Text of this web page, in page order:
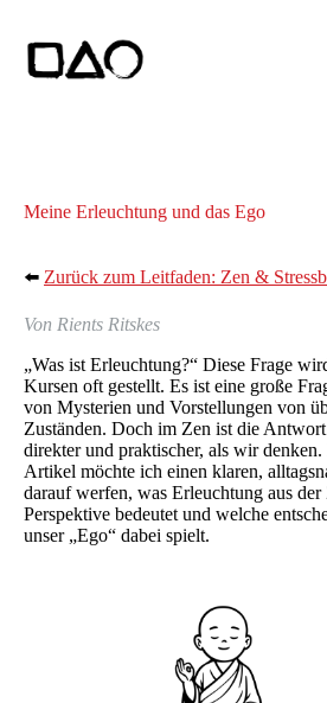
springen
Meine Erleuchtung und das Ego
⬅️ Zurück zum Leitfaden: Zen &
Von Rients Ritskes
„Was ist Erleuchtung?“ Diese Frage
Kursen oft gestellt. Es ist eine große
von Mysterien und Vorstellungen von
Zuständen. Doch im Zen ist die
direkter und praktischer, als wir denken.
Artikel möchte ich einen klaren,
darauf werfen, was Erleuchtung aus der
Perspektive bedeutet und welche
unser „Ego“ dabei spielt.